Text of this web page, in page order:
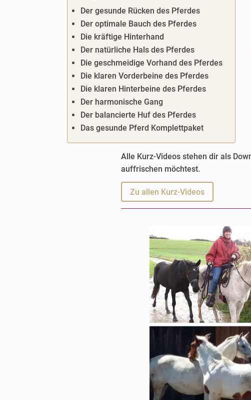
Der gesunde Rücken des Pferdes
Der optimale Bauch des Pferdes
Die kräftige Hinterhand
Der natürliche Hals des Pferdes
Die geschmeidige Vorhand des Pferdes
Die klaren Vorderbeine des Pferdes
Die klaren Hinterbeine des Pferdes
Der harmonische Gang
Der balancierte Huf des Pferdes
Das gesunde Pferd Komplettpaket
Alle Kurz-Videos stehen dir als
auffrischen möchtest.
Zu allen Kurz-Videos